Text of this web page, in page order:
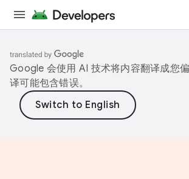
Google 会使用 AI 技术将内容翻译成您
译可能包含错误。